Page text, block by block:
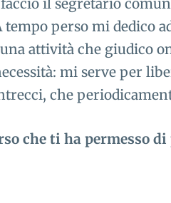
il segretario
perso mi dedico
attività che giudico
mi serve per
che
che ti ha permesso